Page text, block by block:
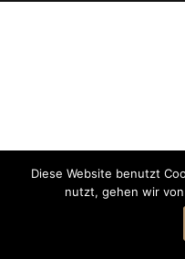
Diese Website benutzt
nutzt, gehen wir